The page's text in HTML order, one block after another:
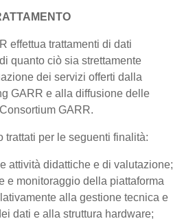
effettua trattamenti di dati
quanto ciò sia strettamente
dei servizi offerti dalla
GARR e alla diffusione delle
GARR.
trattati per le seguenti finalità:
attività didattiche e di valutazione;
e monitoraggio della piattaforma
alla gestione tecnica e
dati e alla struttura hardware;